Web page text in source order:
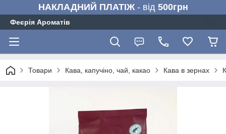
НАКЛАДНИЙ ПЛАТІЖ- від 500грн
Феєрія Ароматів
Товари Кава, капучіно, чай, какао Кава в зернах